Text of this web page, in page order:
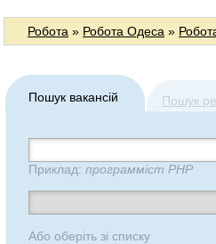
Робота » Робота Одеса »
Пошук вакансій Пошук
Приклад: программіст PHP
Або оберіть зі списку